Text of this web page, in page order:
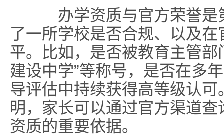
办学资质与官方荣誉是
了一所学校是否合规、以及
平。比如，是否被教育主管部
建设中学”等称号，是否在多
导评估中持续获得高等级认
明，家长可以通过官方渠道
资质的重要依据。